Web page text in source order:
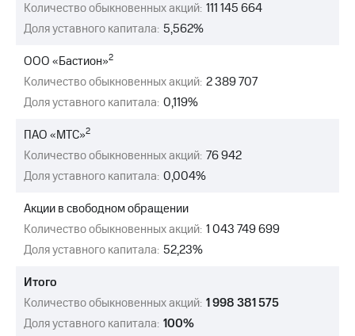
Интервью
отчетность
Контакты
в
и акционерам
управление
Корпоративный
секретарь
Информация
акционерам
Документы
Количество обыкновенных акций: 111 145 664
Доля уставного капитала: 5,562%
ООО «Бастион»2
Количество обыкновенных акций: 2 389 707
Доля уставного капитала: 0,119%
ПАО «МТС»2
Количество обыкновенных акций: 76 942
Доля уставного капитала: 0,004%
Акции в свободном обращении
Количество обыкновенных акций: 1 043 749 699
Доля уставного капитала: 52,23%
Итого
Количество обыкновенных акций: 1 998 381 575
Доля уставного капитала: 100%